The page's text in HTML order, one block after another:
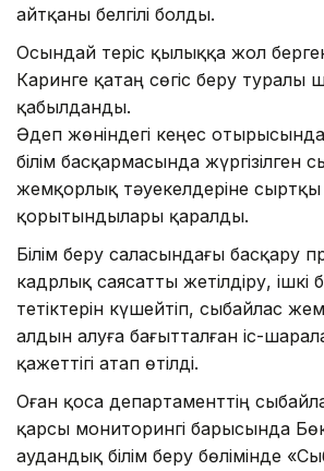
айтқаны белгілі болды.
Осындай теріс қылыққа жол
Каринге қатаң сөгіс беру туралы
қабылданды.
Әдеп жөніндегі кеңес
білім басқармасында жүргізілген
жемқорлық тәуекелдеріне
қорытындылары қаралды.
Білім беру саласындағы басқару
кадрлық саясатты жетілдіру, ішкі
тетіктерін күшейтіп, сыбайлас
алдын алуға бағытталған іс-
қажеттігі атап өтілді.
Оған қоса департаменттің
қарсы мониторингі барысында
аудандық білім беру бөлімінде